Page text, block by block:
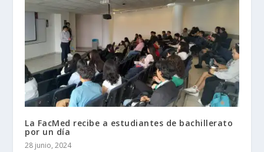
La FacMed recibe a estudiantes de bachillerato
por un día
28 junio, 2024